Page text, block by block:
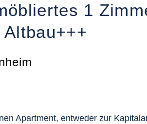
1
Apartment, entweder zur